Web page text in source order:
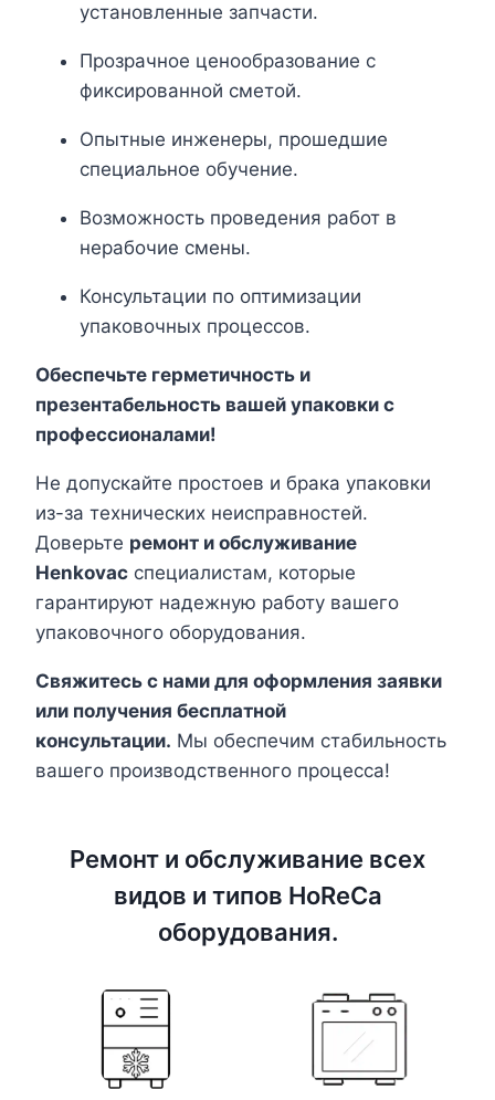
установленные запчасти.
Прозрачное ценообразование с
фиксированной сметой.
Опытные инженеры, прошедшие
специальное обучение.
Возможность проведения работ в
нерабочие смены.
Консультации по оптимизации
упаковочных процессов.
Обеспечьте герметичность и
презентабельность вашей упаковки с
профессионалами!
Не допускайте простоев и брака упаковки
из-за технических неисправностей.
Доверьте ремонт и обслуживание
Henkovac специалистам, которые
гарантируют надежную работу вашего
упаковочного оборудования.
Свяжитесь с нами для оформления заявки
или получения бесплатной
консультации. Мы обеспечим стабильность
вашего производственного процесса!
Ремонт и обслуживание всех
видов и типов HoReCa
оборудования.